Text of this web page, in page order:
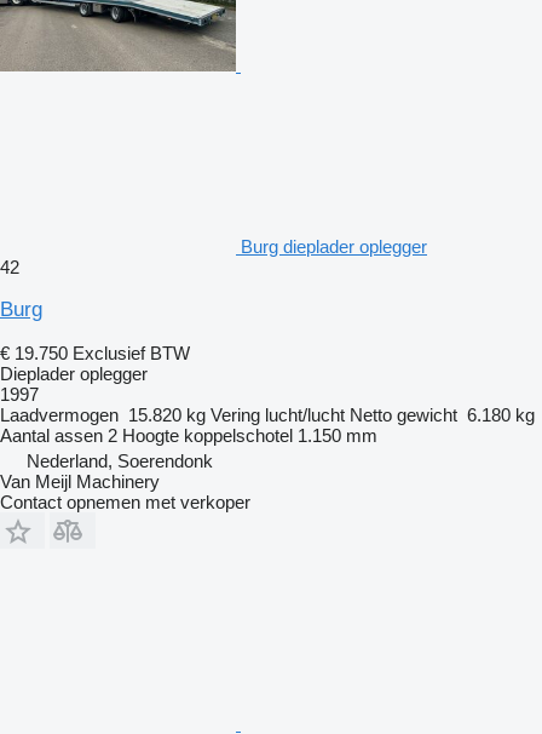
Burg dieplader oplegger
42
Burg
€ 19.750 Exclusief BTW
Dieplader oplegger
1997
Laadvermogen 15.820 kg Vering lucht/lucht Netto gewicht 6.180 kg
Aantal assen 2 Hoogte koppelschotel 1.150 mm
Nederland, Soerendonk
Van Meijl Machinery
Contact opnemen met verkoper